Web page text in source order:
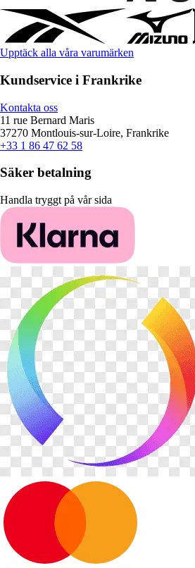
Upptäck alla våra varumärken
Kundservice i Frankrike
Kontakta oss
11 rue Bernard Maris
37270 Montlouis-sur-Loire, Frankrike
+33 1 86 47 62 58
Säker betalning
Handla tryggt på vår sida